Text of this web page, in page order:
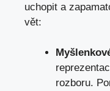
uchopit a
vět:
rozboru.​